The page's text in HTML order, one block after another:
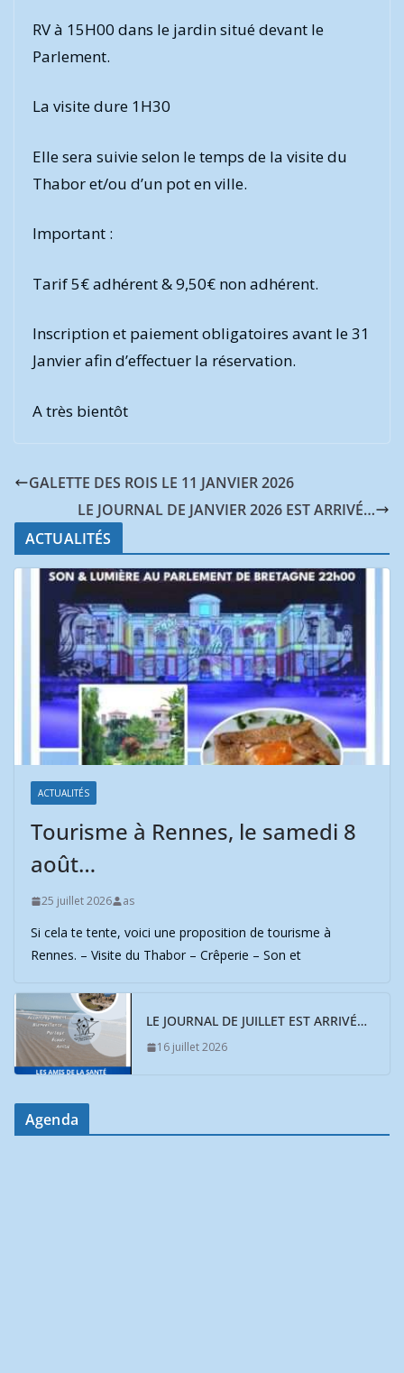
RV à 15H00 dans le jardin situé devant le
Parlement.
La visite dure 1H30
Elle sera suivie selon le temps de la visite du
Thabor et/ou d’un pot en ville.
Important :
Tarif 5€ adhérent & 9,50€ non adhérent.
Inscription et paiement obligatoires avant le 31
Janvier afin d’effectuer la réservation.
A très bientôt
GALETTE DES ROIS LE 11 JANVIER 2026
LE JOURNAL DE JANVIER 2026 EST ARRIVÉ…
ACTUALITÉS
ACTUALITÉS
Tourisme à Rennes, le samedi 8
août…
25 juillet 2026 as
Si cela te tente, voici une proposition de tourisme à
Rennes. – Visite du Thabor – Crêperie – Son et
LE JOURNAL DE JUILLET EST ARRIVÉ…
16 juillet 2026
Agenda